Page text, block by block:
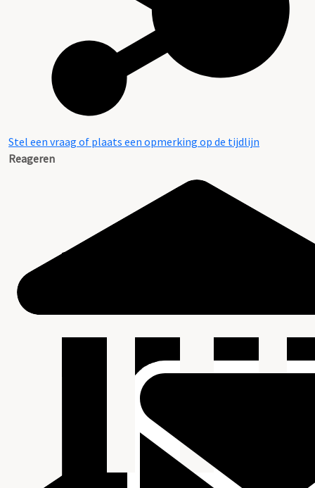
Stel een vraag of plaats een opmerking op de tijdlijn
Reageren